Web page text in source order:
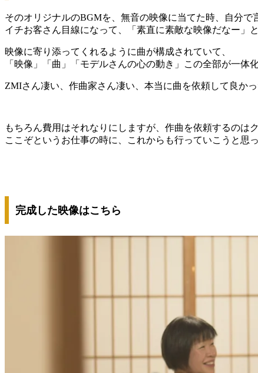
そのオリジナルのBGMを、無音の映像に当てた時、自分で
イチお客さん目線になって、「素直に素敵な映像だなー」
映像に寄り添ってくれるように曲が構成されていて、
「映像」「曲」「モデルさんの心の動き」この全部が一体
ZMIさん凄い、作曲家さん凄い、本当に曲を依頼して良かっ
もちろん費用はそれなりにしますが、作曲を依頼するのは
ここぞというお仕事の時に、これからも行っていこうと思
完成した映像はこちら